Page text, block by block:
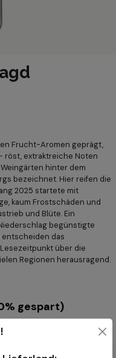
Frucht-Aromen geprägt,
röst, extraktreiche Noten
hinter dem
bezeichnet. Hier reifen die
2025 startete mit
kaum Frostschäden und
und Blüte. Ein
begünstigte
entscheiden das
über die
Regionen herausragend.
gespart)